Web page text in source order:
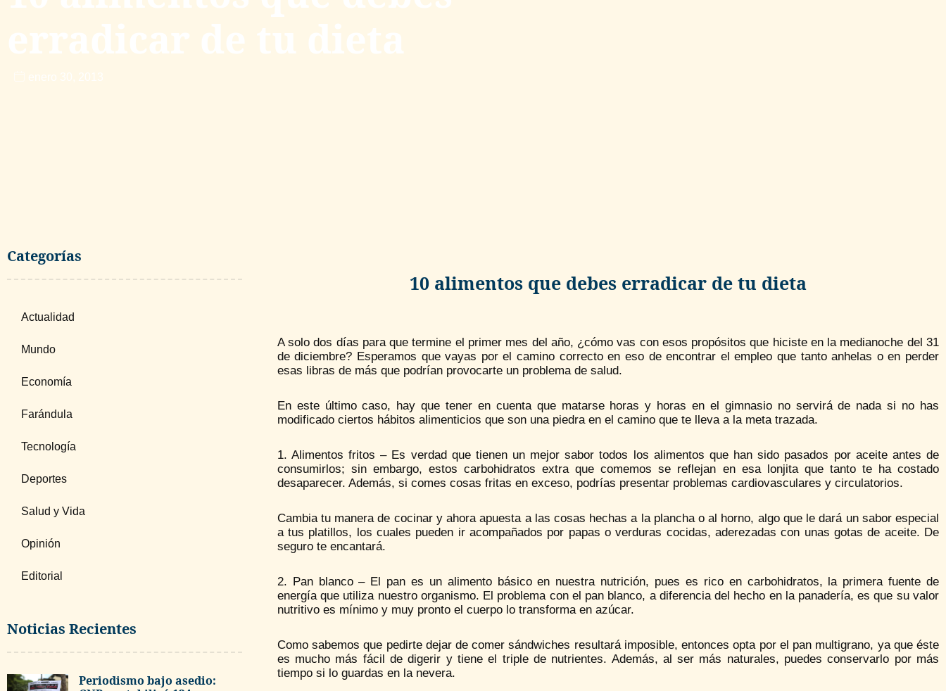
erradicar de tu dieta
enero 30, 2013
Categorías
Actualidad
Mundo
Economía
Farándula
Tecnología
Deportes
Salud y Vida
Opinión
Editorial
Noticias Recientes
Periodismo bajo asedio:
10 alimentos que debes erradicar de tu dieta
A solo dos días para que termine el primer mes del año, ¿cómo vas con esos propósitos que hiciste en la medianoche del 31
de diciembre? Esperamos que vayas por el camino correcto en eso de encontrar el empleo que tanto anhelas o en perder
esas libras de más que podrían provocarte un problema de salud.
En este último caso, hay que tener en cuenta que matarse horas y horas en el gimnasio no servirá de nada si no has
modificado ciertos hábitos alimenticios que son una piedra en el camino que te lleva a la meta trazada.
1. Alimentos fritos – Es verdad que tienen un mejor sabor todos los alimentos que han sido pasados por aceite antes de
consumirlos; sin embargo, estos carbohidratos extra que comemos se reflejan en esa lonjita que tanto te ha costado
desaparecer. Además, si comes cosas fritas en exceso, podrías presentar problemas cardiovasculares y circulatorios.
Cambia tu manera de cocinar y ahora apuesta a las cosas hechas a la plancha o al horno, algo que le dará un sabor especial
a tus platillos, los cuales pueden ir acompañados por papas o verduras cocidas, aderezadas con unas gotas de aceite. De
seguro te encantará.
2. Pan blanco – El pan es un alimento básico en nuestra nutrición, pues es rico en carbohidratos, la primera fuente de
energía que utiliza nuestro organismo. El problema con el pan blanco, a diferencia del hecho en la panadería, es que su valor
nutritivo es mínimo y muy pronto el cuerpo lo transforma en azúcar.
Como sabemos que pedirte dejar de comer sándwiches resultará imposible, entonces opta por el pan multigrano, ya que éste
es mucho más fácil de digerir y tiene el triple de nutrientes. Además, al ser más naturales, puedes conservarlo por más
tiempo si lo guardas en la nevera.